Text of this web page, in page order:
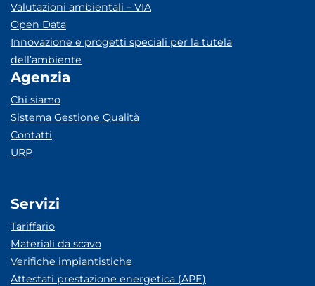
Valutazioni ambientali – VIA
Open Data
Innovazione e progetti speciali per la tutela
dell’ambiente
Agenzia
Chi siamo
Sistema Gestione Qualità
Contatti
URP
Servizi
Tariffario
Materiali da scavo
Verifiche impiantistiche
Attestati prestazione energetica (APE)